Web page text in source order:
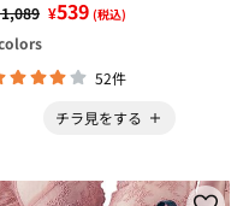
¥539 (税込)
52件
チラ見をする